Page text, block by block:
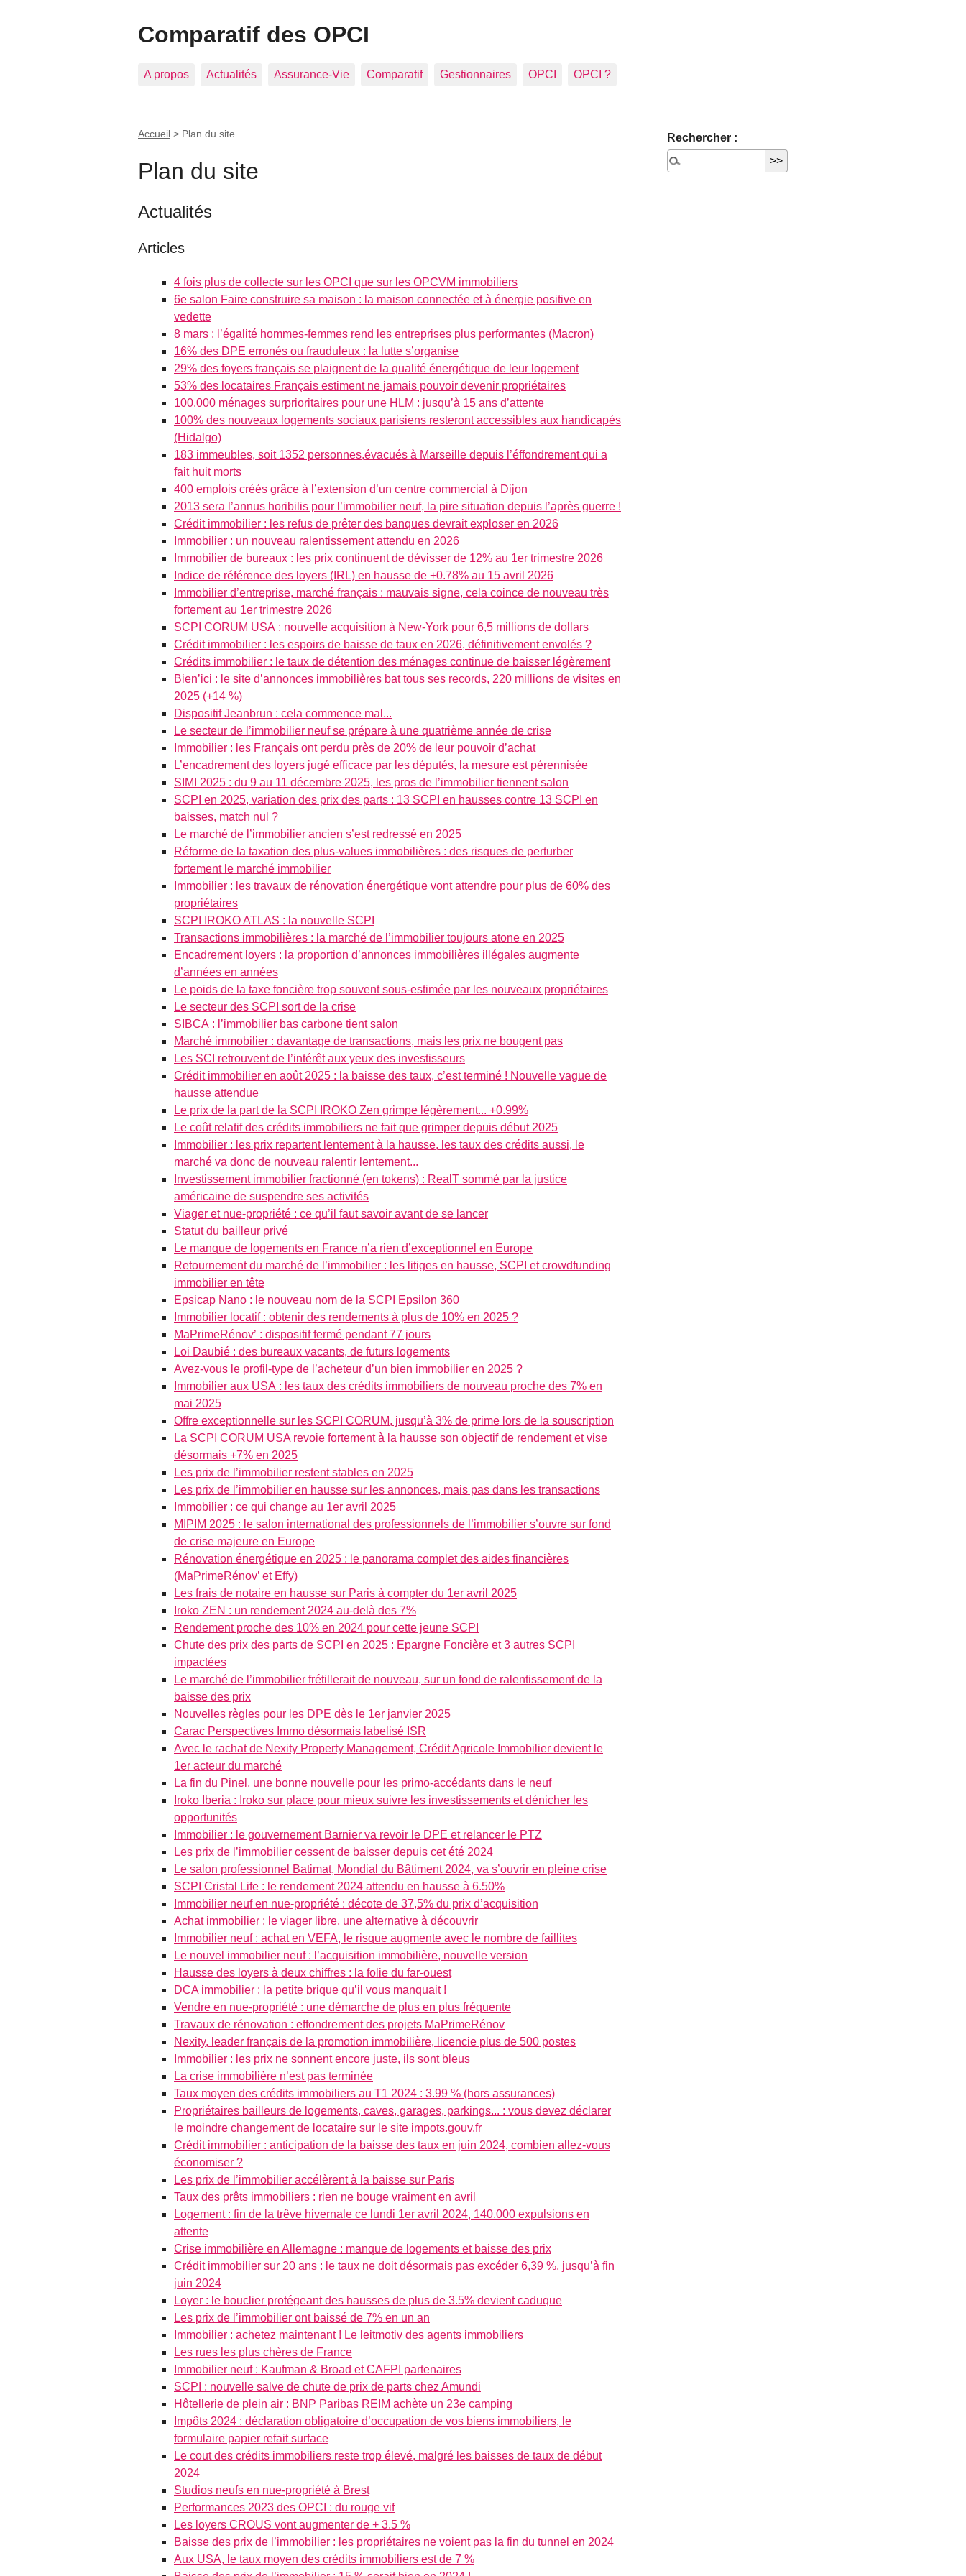
Comparatif des OPCI
A propos Actualités Assurance-Vie Comparatif Gestionnaires OPCI OPCI ?
Accueil > Plan du site
Plan du site
Actualités
Articles
4 fois plus de collecte sur les OPCI que sur les OPCVM immobiliers
6e salon Faire construire sa maison : la maison connectée et à énergie positive en
vedette
8 mars : l’égalité hommes-femmes rend les entreprises plus performantes (Macron)
16% des DPE erronés ou frauduleux : la lutte s’organise
29% des foyers français se plaignent de la qualité énergétique de leur logement
53% des locataires Français estiment ne jamais pouvoir devenir propriétaires
100.000 ménages surprioritaires pour une HLM : jusqu’à 15 ans d’attente
100% des nouveaux logements sociaux parisiens resteront accessibles aux handicapés
(Hidalgo)
183 immeubles, soit 1352 personnes,évacués à Marseille depuis l’éffondrement qui a
fait huit morts
400 emplois créés grâce à l’extension d’un centre commercial à Dijon
2013 sera l’annus horibilis pour l’immobilier neuf, la pire situation depuis l’après guerre !
Crédit immobilier : les refus de prêter des banques devrait exploser en 2026
Immobilier : un nouveau ralentissement attendu en 2026
Immobilier de bureaux : les prix continuent de dévisser de 12% au 1er trimestre 2026
Indice de référence des loyers (IRL) en hausse de +0.78% au 15 avril 2026
Immobilier d’entreprise, marché français : mauvais signe, cela coince de nouveau très
fortement au 1er trimestre 2026
SCPI CORUM USA : nouvelle acquisition à New-York pour 6,5 millions de dollars
Crédit immobilier : les espoirs de baisse de taux en 2026, définitivement envolés ?
Crédits immobilier : le taux de détention des ménages continue de baisser légèrement
Bien’ici : le site d’annonces immobilières bat tous ses records, 220 millions de visites en
2025 (+14 %)
Dispositif Jeanbrun : cela commence mal...
Le secteur de l’immobilier neuf se prépare à une quatrième année de crise
Immobilier : les Français ont perdu près de 20% de leur pouvoir d’achat
L’encadrement des loyers jugé efficace par les députés, la mesure est pérennisée
SIMI 2025 : du 9 au 11 décembre 2025, les pros de l’immobilier tiennent salon
SCPI en 2025, variation des prix des parts : 13 SCPI en hausses contre 13 SCPI en
baisses, match nul ?
Le marché de l’immobilier ancien s’est redressé en 2025
Réforme de la taxation des plus-values immobilières : des risques de perturber
fortement le marché immobilier
Immobilier : les travaux de rénovation énergétique vont attendre pour plus de 60% des
propriétaires
SCPI IROKO ATLAS : la nouvelle SCPI
Transactions immobilières : la marché de l’immobilier toujours atone en 2025
Encadrement loyers : la proportion d’annonces immobilières illégales augmente
d’années en années
Le poids de la taxe foncière trop souvent sous-estimée par les nouveaux propriétaires
Le secteur des SCPI sort de la crise
SIBCA : l’immobilier bas carbone tient salon
Marché immobilier : davantage de transactions, mais les prix ne bougent pas
Les SCI retrouvent de l’intérêt aux yeux des investisseurs
Crédit immobilier en août 2025 : la baisse des taux, c’est terminé ! Nouvelle vague de
hausse attendue
Le prix de la part de la SCPI IROKO Zen grimpe légèrement... +0.99%
Le coût relatif des crédits immobiliers ne fait que grimper depuis début 2025
Immobilier : les prix repartent lentement à la hausse, les taux des crédits aussi, le
marché va donc de nouveau ralentir lentement...
Investissement immobilier fractionné (en tokens) : RealT sommé par la justice
américaine de suspendre ses activités
Viager et nue-propriété : ce qu’il faut savoir avant de se lancer
Statut du bailleur privé
Le manque de logements en France n’a rien d’exceptionnel en Europe
Retournement du marché de l’immobilier : les litiges en hausse, SCPI et crowdfunding
immobilier en tête
Epsicap Nano : le nouveau nom de la SCPI Epsilon 360
Immobilier locatif : obtenir des rendements à plus de 10% en 2025 ?
MaPrimeRénov’ : dispositif fermé pendant 77 jours
Loi Daubié : des bureaux vacants, de futurs logements
Avez-vous le profil-type de l’acheteur d’un bien immobilier en 2025 ?
Immobilier aux USA : les taux des crédits immobiliers de nouveau proche des 7% en
mai 2025
Offre exceptionnelle sur les SCPI CORUM, jusqu’à 3% de prime lors de la souscription
La SCPI CORUM USA revoie fortement à la hausse son objectif de rendement et vise
désormais +7% en 2025
Les prix de l’immobilier restent stables en 2025
Les prix de l’immobilier en hausse sur les annonces, mais pas dans les transactions
Immobilier : ce qui change au 1er avril 2025
MIPIM 2025 : le salon international des professionnels de l’immobilier s’ouvre sur fond
de crise majeure en Europe
Rénovation énergétique en 2025 : le panorama complet des aides financières
(MaPrimeRénov’ et Effy)
Les frais de notaire en hausse sur Paris à compter du 1er avril 2025
Iroko ZEN : un rendement 2024 au-delà des 7%
Rendement proche des 10% en 2024 pour cette jeune SCPI
Chute des prix des parts de SCPI en 2025 : Epargne Foncière et 3 autres SCPI
impactées
Le marché de l’immobilier frétillerait de nouveau, sur un fond de ralentissement de la
baisse des prix
Nouvelles règles pour les DPE dès le 1er janvier 2025
Carac Perspectives Immo désormais labelisé ISR
Avec le rachat de Nexity Property Management, Crédit Agricole Immobilier devient le
1er acteur du marché
La fin du Pinel, une bonne nouvelle pour les primo-accédants dans le neuf
Iroko Iberia : Iroko sur place pour mieux suivre les investissements et dénicher les
opportunités
Immobilier : le gouvernement Barnier va revoir le DPE et relancer le PTZ
Les prix de l’immobilier cessent de baisser depuis cet été 2024
Le salon professionnel Batimat, Mondial du Bâtiment 2024, va s’ouvrir en pleine crise
SCPI Cristal Life : le rendement 2024 attendu en hausse à 6.50%
Immobilier neuf en nue-propriété : décote de 37,5% du prix d’acquisition
Achat immobilier : le viager libre, une alternative à découvrir
Immobilier neuf : achat en VEFA, le risque augmente avec le nombre de faillites
Le nouvel immobilier neuf : l’acquisition immobilière, nouvelle version
Hausse des loyers à deux chiffres : la folie du far-ouest
DCA immobilier : la petite brique qu’il vous manquait !
Vendre en nue-propriété : une démarche de plus en plus fréquente
Travaux de rénovation : effondrement des projets MaPrimeRénov
Nexity, leader français de la promotion immobilière, licencie plus de 500 postes
Immobilier : les prix ne sonnent encore juste, ils sont bleus
La crise immobilière n’est pas terminée
Taux moyen des crédits immobiliers au T1 2024 : 3.99 % (hors assurances)
Propriétaires bailleurs de logements, caves, garages, parkings... : vous devez déclarer
le moindre changement de locataire sur le site impots.gouv.fr
Crédit immobilier : anticipation de la baisse des taux en juin 2024, combien allez-vous
économiser ?
Les prix de l’immobilier accélèrent à la baisse sur Paris
Taux des prêts immobiliers : rien ne bouge vraiment en avril
Logement : fin de la trêve hivernale ce lundi 1er avril 2024, 140.000 expulsions en
attente
Crise immobilière en Allemagne : manque de logements et baisse des prix
Crédit immobilier sur 20 ans : le taux ne doit désormais pas excéder 6,39 %, jusqu’à fin
juin 2024
Loyer : le bouclier protégeant des hausses de plus de 3.5% devient caduque
Les prix de l’immobilier ont baissé de 7% en un an
Immobilier : achetez maintenant ! Le leitmotiv des agents immobiliers
Les rues les plus chères de France
Immobilier neuf : Kaufman & Broad et CAFPI partenaires
SCPI : nouvelle salve de chute de prix de parts chez Amundi
Hôtellerie de plein air : BNP Paribas REIM achète un 23e camping
Impôts 2024 : déclaration obligatoire d’occupation de vos biens immobiliers, le
formulaire papier refait surface
Le cout des crédits immobiliers reste trop élevé, malgré les baisses de taux de début
2024
Studios neufs en nue-propriété à Brest
Performances 2023 des OPCI : du rouge vif
Les loyers CROUS vont augmenter de + 3.5 %
Baisse des prix de l’immobilier : les propriétaires ne voient pas la fin du tunnel en 2024
Aux USA, le taux moyen des crédits immobiliers est de 7 %
Rechercher :